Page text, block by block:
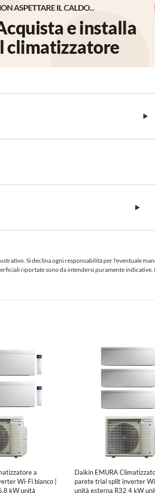
Si declina ogni responsabilità per l'eventuale
riportate sono da intendersi puramente
a
Wi-Fi bianco |
kW unità
Daikin EMURA
parete trial split inverter
unità esterna R32 4 kW